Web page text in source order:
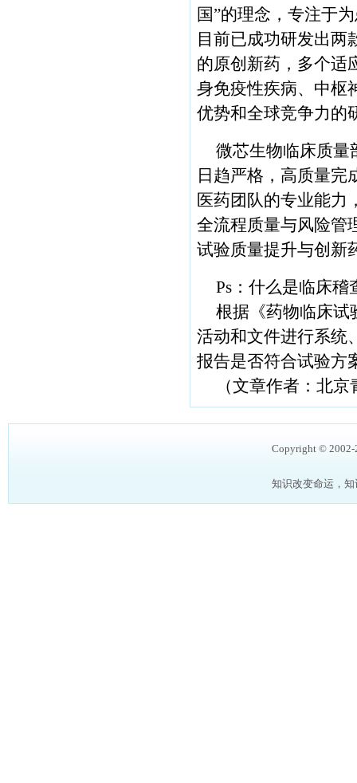
国”的理念，专注于
目前已成功研发出两
的原创新药，多个适
身免疫性疾病、中枢
优势和全球竞争力的
微芯生物临床质量
日趋严格，高质量完
医药团队的专业能力
全流程质量与风险管
试验质量提升与创新
Ps：什么是临床稽
根据《药物临床试
活动和文件进行系统
报告是否符合试验方
（文章作者：北
Copyright ©
知识改变命运，